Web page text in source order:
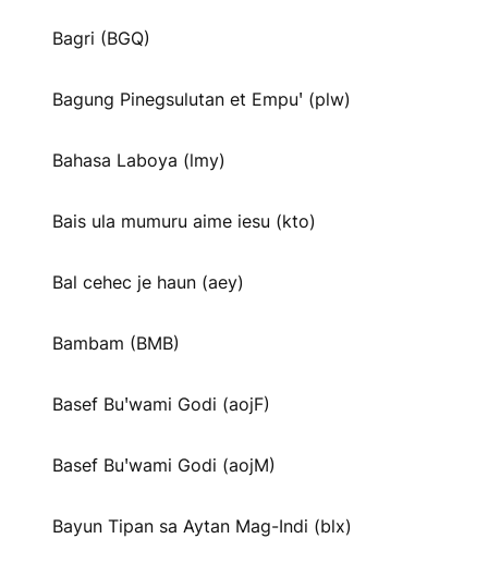
Bagri (BGQ)
Bagung Pinegsulutan et Empuꞌ (plw)
Bahasa Laboya (lmy)
Bais ula mumuru aime iesu (kto)
Bal cehec je haun (aey)
Bambam (BMB)
Basef Buꞌwami Godi (aojF)
Basef Buꞌwami Godi (aojM)
Bayun Tipan sa Aytan Mag-Indi (blx)